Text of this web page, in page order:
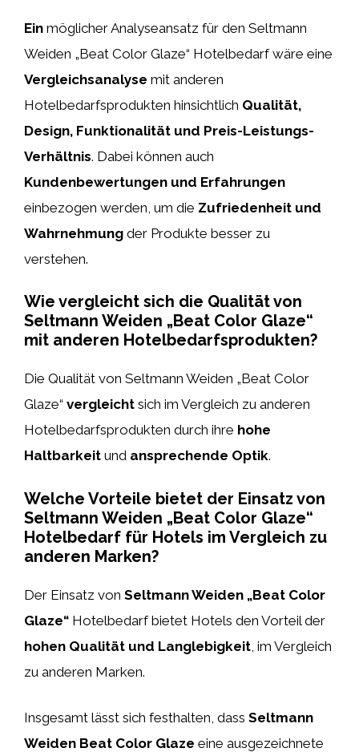
Ein möglicher Analyseansatz für den Seltmann
Weiden „Beat Color Glaze“ Hotelbedarf wäre eine
Vergleichsanalyse mit anderen
Hotelbedarfsprodukten hinsichtlich Qualität,
Design, Funktionalität und Preis-Leistungs-
Verhältnis. Dabei können auch
Kundenbewertungen und Erfahrungen
einbezogen werden, um die Zufriedenheit und
Wahrnehmung der Produkte besser zu
verstehen.
Wie vergleicht sich die Qualität von
Seltmann Weiden „Beat Color Glaze“
mit anderen Hotelbedarfsprodukten?
Die Qualität von Seltmann Weiden „Beat Color
Glaze“ vergleicht sich im Vergleich zu anderen
Hotelbedarfsprodukten durch ihre hohe
Haltbarkeit und ansprechende Optik.
Welche Vorteile bietet der Einsatz von
Seltmann Weiden „Beat Color Glaze“
Hotelbedarf für Hotels im Vergleich zu
anderen Marken?
Der Einsatz von Seltmann Weiden „Beat Color
Glaze“ Hotelbedarf bietet Hotels den Vorteil der
hohen Qualität und Langlebigkeit , im Vergleich
zu anderen Marken.
Insgesamt lässt sich festhalten, dass Seltmann
Weiden Beat Color Glaze eine ausgezeichnete